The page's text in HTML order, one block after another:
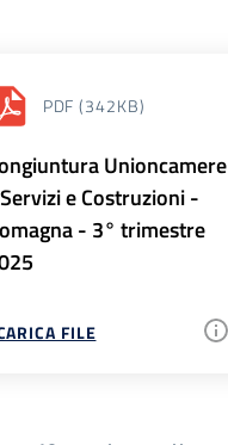
PDF (342KB)
Unioncamere
e Costruzioni -
- 3° trimestre
FILE